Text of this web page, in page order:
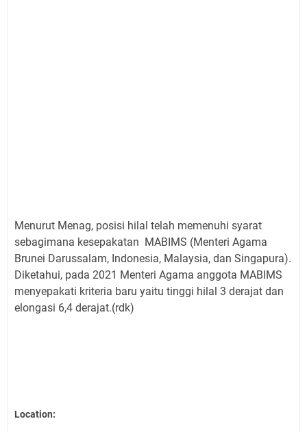
Menurut Menag, posisi hilal telah memenuhi syarat
sebagimana kesepakatan MABIMS (Menteri Agama
Brunei Darussalam, Indonesia, Malaysia, dan Singapura).
Diketahui, pada 2021 Menteri Agama anggota MABIMS
menyepakati kriteria baru yaitu tinggi hilal 3 derajat dan
elongasi 6,4 derajat.(rdk)
Location: